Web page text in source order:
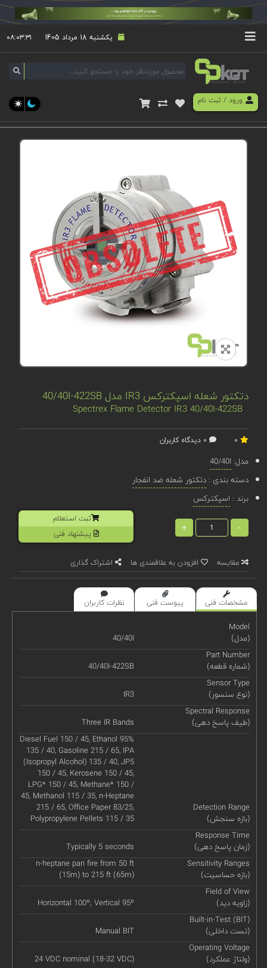
یکشنبه 18 مرداد 1405 ۰۸:۰۳:۳۲
ورود/ ثبت نام
دتکتور شعله اسپکترکس IR3 مدل 40/40I-422SB
Spectrex Flame Detector IR3 40/40I-422SB
مدل: 40/40I
دسته بندی :دتکتور شعله ضد انفجار
برند : اسپکترکس
-
+
ثبت استعلام
پیشنهاد فنی
مقایسه افزودن به علاقمندی ها اشتراک گذاری
مشخصات فنی پیوست فنی نظرات کاربران
Model
(مدل)
40/40I
Part Number
(شماره قطعه)
40/40I-422SB
Sensor Type
(نوع سنسور)
IR3
Spectral Response
(طیف پاسخ دهی)
Three IR Bands
Detection Range
(بازه سنجش)
Diesel Fuel 150 / 45, Ethanol 95%
135 / 40, Gasoline 215 / 65, IPA
(Isopropyl Alcohol) 135 / 40, JP5
150 / 45, Kerosene 150 / 45,
LPG* 150 / 45, Methane* 150 /
45, Methanol 115 / 35, n-Heptane
215 / 65, Office Paper 83/25,
Polypropylene Pellets 115 / 35
Response Time
(زمان پاسخ دهی)
Typically 5 seconds
Sensitivity Ranges
(بازه حساسیت)
n-heptane pan fire from 50 ft
(15m) to 215 ft (65m)
Field of View
(زاویه دید)
Horizontal 100º; Vertical 95º
Built-in-Test (BIT)
(تست داخلی)
Manual BIT
Operating Voltage
(ولتاژ عملکرد)
24 VDC nominal (18-32 VDC)